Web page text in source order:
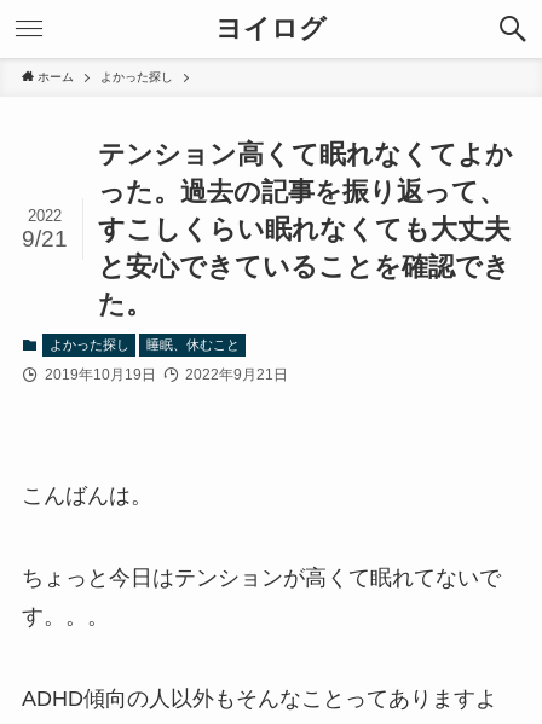
ヨイログ
ホーム よかった探し
テンション高くて眠れなくてよか
った。過去の記事を振り返って、
すこしくらい眠れなくても大丈夫
と安心できていることを確認でき
た。
2022
9/21
よかった探し 睡眠、休むこと
2019年10月19日 2022年9月21日
こんばんは。
ちょっと今日はテンションが高くて眠れてないで
す。。。
ADHD傾向の人以外もそんなことってありますよ